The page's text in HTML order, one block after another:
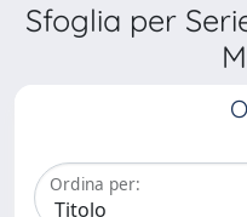
Sfoglia per
Ordina per: